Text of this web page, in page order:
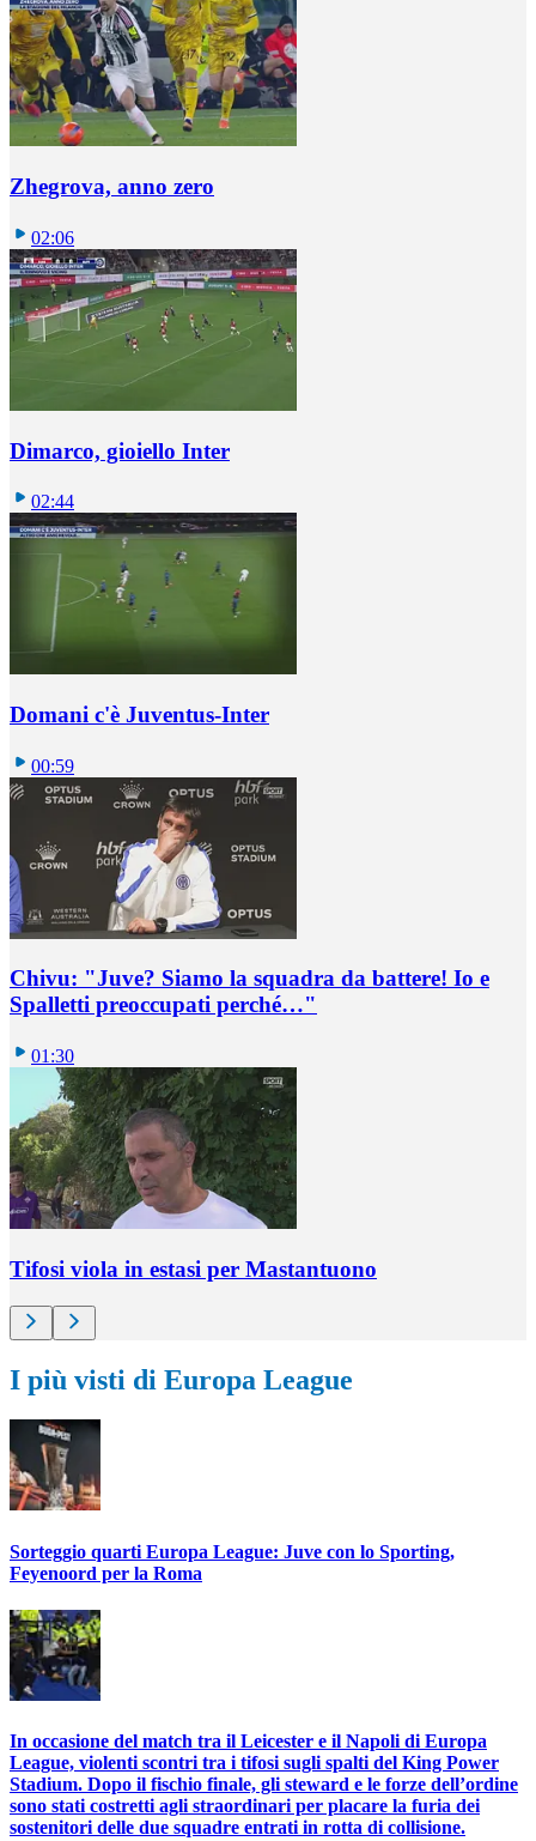
Zhegrova, anno zero
02:06
Dimarco, gioiello Inter
02:44
Domani c'è Juventus-Inter
00:59
Chivu: "Juve? Siamo la squadra da battere! Io e
Spalletti preoccupati perché…"
01:30
Tifosi viola in estasi per Mastantuono
I più visti di Europa League
Sorteggio quarti Europa League: Juve con lo Sporting,
Feyenoord per la Roma
In occasione del match tra il Leicester e il Napoli di Europa
League, violenti scontri tra i tifosi sugli spalti del King Power
Stadium. Dopo il fischio finale, gli steward e le forze dell’ordine
sono stati costretti agli straordinari per placare la furia dei
sostenitori delle due squadre entrati in rotta di collisione.